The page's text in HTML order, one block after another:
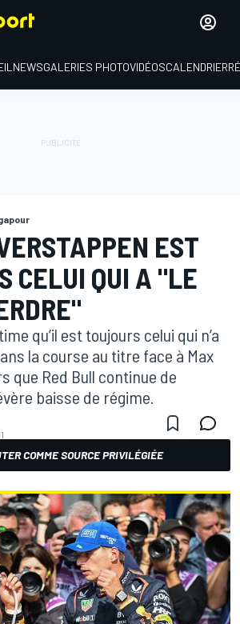
NEWSGALERIES PHOTOVIDÉOSCALENDRIER
EST
CELUI QUI A "LE
qu’il est toujours celui qui n’a
la course au titre face à Max
que Red Bull continue de
baisse de régime.
COMME SOURCE PRIVILÉGIÉE